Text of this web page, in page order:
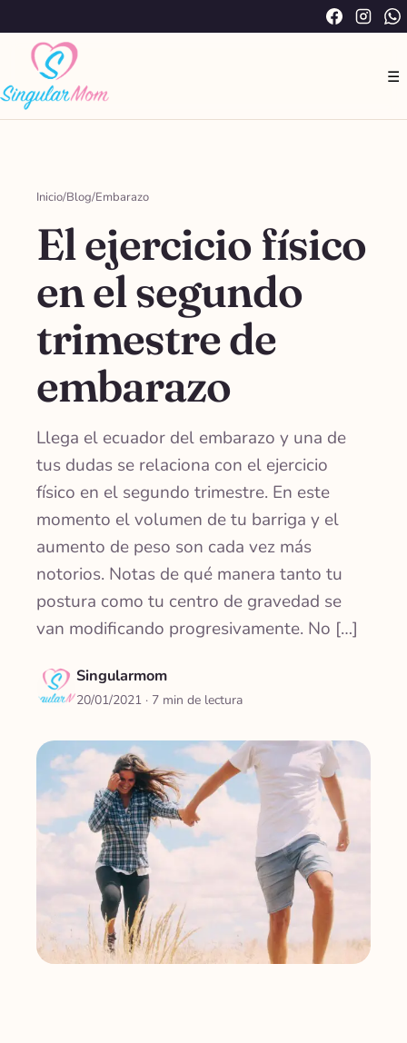
al
contenido
Facebook
☰
Inicio/Blog/Embarazo
El ejercicio físico
en el segundo
trimestre de
embarazo
Llega el ecuador del embarazo y una de
tus dudas se relaciona con el ejercicio
físico en el segundo trimestre. En este
momento el volumen de tu barriga y el
aumento de peso son cada vez más
notorios. Notas de qué manera tanto tu
postura como tu centro de gravedad se
van modificando progresivamente. No […]
Singularmom
20/01/2021 · 7 min de lectura